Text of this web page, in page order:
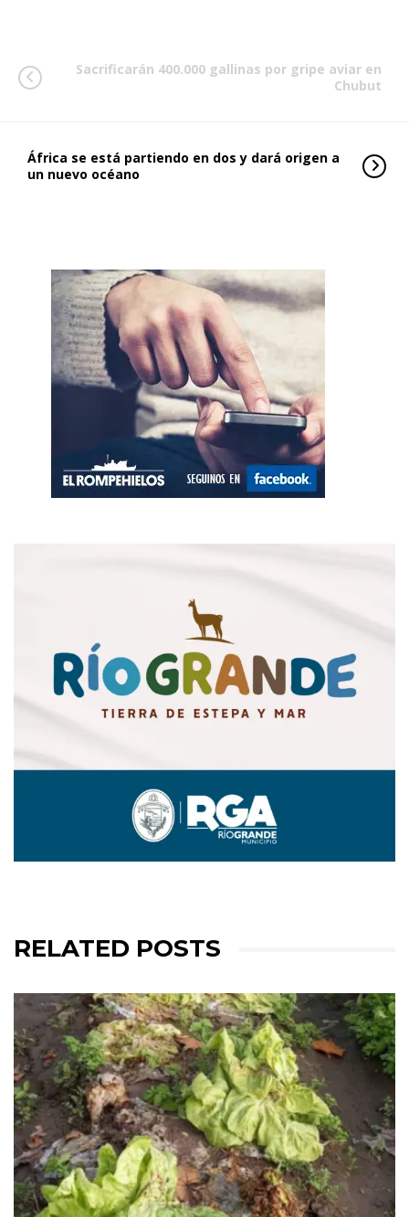
Sacrificarán 400.000 gallinas por gripe aviar en
Chubut
África se está partiendo en dos y dará origen a
un nuevo océano
RELATED POSTS